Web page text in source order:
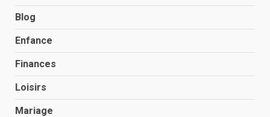
Blog
Enfance
Finances
Loisirs
Mariage